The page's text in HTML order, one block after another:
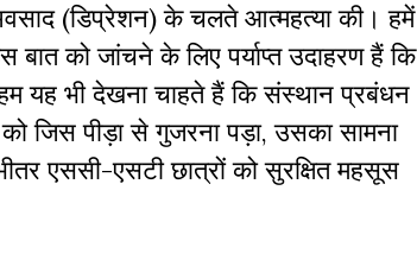
(डिप्रेशन) के चलते आत्महत्या की। हमें
बात को जांचने के लिए पर्याप्त उदाहरण हैं कि
हम यह भी देखना चाहते हैं कि संस्थान प्रबंधन
जिस पीड़ा से गुजरना पड़ा, उसका सामना
एससी-एसटी छात्रों को सुरक्षित महसूस